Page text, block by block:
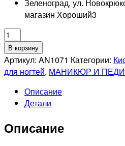
Зеленоград, ул.
магазин Хороший3
Количество
товара
UNO
Кисть
№3
В корзину
Артикул: AN1071 Категории:
для ногтей, МАНИКЮР И
Описание
Детали
Описание